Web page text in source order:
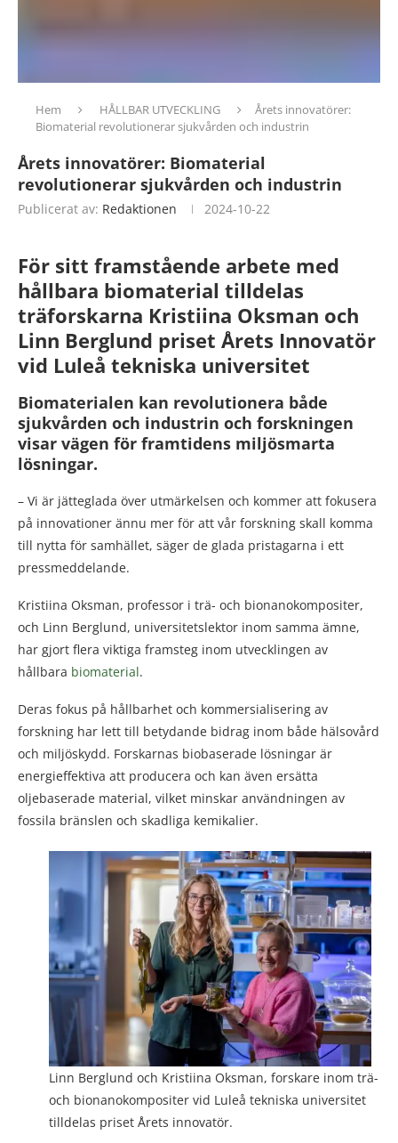
Hem HÅLLBAR UTVECKLING
Årets innovatörer:
Biomaterial revolutionerar sjukvården och industrin
Årets innovatörer: Biomaterial
revolutionerar sjukvården och industrin
Publicerat av: Redaktionen 2024-10-22
För sitt framstående arbete med
hållbara biomaterial tilldelas
träforskarna Kristiina Oksman och
Linn Berglund priset Årets Innovatör
vid Luleå tekniska universitet
Biomaterialen kan revolutionera både
sjukvården och industrin och forskningen
visar vägen för framtidens miljösmarta
lösningar.
– Vi är jätteglada över utmärkelsen och kommer att fokusera
på innovationer ännu mer för att vår forskning skall komma
till nytta för samhället, säger de glada pristagarna i ett
pressmeddelande.
Kristiina Oksman, professor i trä- och bionanokompositer,
och Linn Berglund, universitetslektor inom samma ämne,
har gjort flera viktiga framsteg inom utvecklingen av
hållbara biomaterial.
Deras fokus på hållbarhet och kommersialisering av
forskning har lett till betydande bidrag inom både hälsovård
och miljöskydd. Forskarnas biobaserade lösningar är
energieffektiva att producera och kan även ersätta
oljebaserade material, vilket minskar användningen av
fossila bränslen och skadliga kemikalier.
Linn Berglund och Kristiina Oksman, forskare inom trä-
och bionanokompositer vid Luleå tekniska universitet
tilldelas priset Årets innovatör.